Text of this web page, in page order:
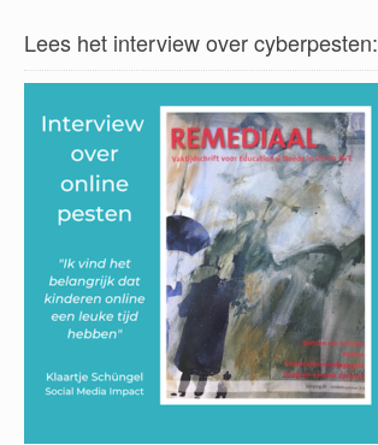
Lees het interview over cyberpesten: